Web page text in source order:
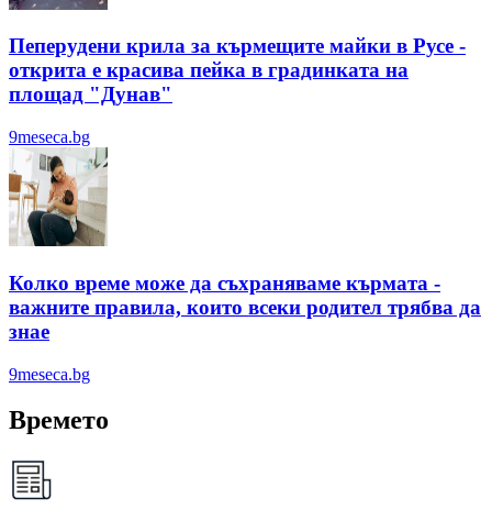
Пеперудени крила за кърмещите майки в Русе -
открита е красива пейка в градинката на
площад "Дунав"
9meseca.bg
Колко време може да съхраняваме кърмата -
важните правила, които всеки родител трябва да
знае
9meseca.bg
Времето